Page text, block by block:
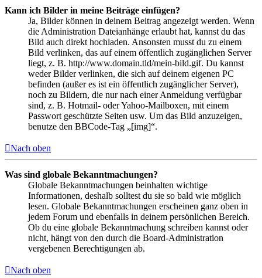
Kann ich Bilder in meine Beiträge einfügen?
Ja, Bilder können in deinem Beitrag angezeigt werden. Wenn
die Administration Dateianhänge erlaubt hat, kannst du das
Bild auch direkt hochladen. Ansonsten musst du zu einem
Bild verlinken, das auf einem öffentlich zugänglichen Server
liegt, z. B. http://www.domain.tld/mein-bild.gif. Du kannst
weder Bilder verlinken, die sich auf deinem eigenen PC
befinden (außer es ist ein öffentlich zugänglicher Server),
noch zu Bildern, die nur nach einer Anmeldung verfügbar
sind, z. B. Hotmail- oder Yahoo-Mailboxen, mit einem
Passwort geschützte Seiten usw. Um das Bild anzuzeigen,
benutze den BBCode-Tag „[img]“.
Nach oben
Was sind globale Bekanntmachungen?
Globale Bekanntmachungen beinhalten wichtige
Informationen, deshalb solltest du sie so bald wie möglich
lesen. Globale Bekanntmachungen erscheinen ganz oben in
jedem Forum und ebenfalls in deinem persönlichen Bereich.
Ob du eine globale Bekanntmachung schreiben kannst oder
nicht, hängt von den durch die Board-Administration
vergebenen Berechtigungen ab.
Nach oben